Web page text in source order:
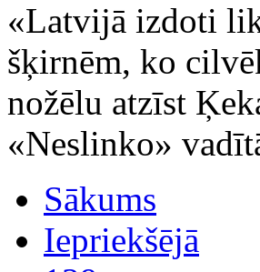
«Latvijā izdoti
šķirnēm, ko
nožēlu atzīst
«Neslinko»
Sākums
Iepriekšējā